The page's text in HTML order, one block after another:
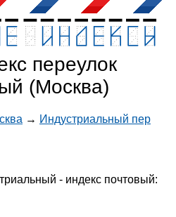
переулок
(Москва)
→ Индустриальный пер
- индекс почтовый: